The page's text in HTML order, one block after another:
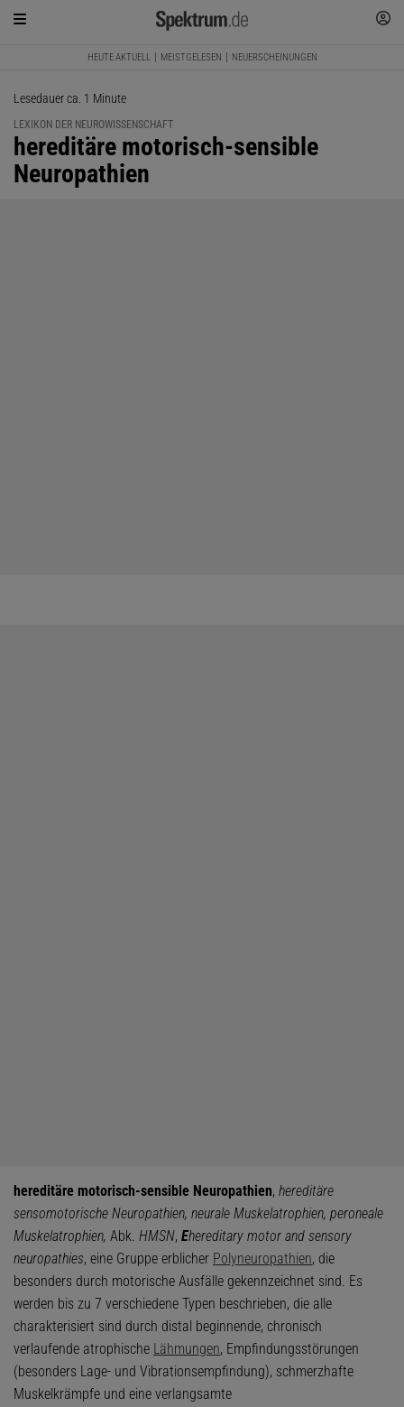
HEUTE AKTUELL MEISTGELESEN NEUERSCHEINUNGEN
Lesedauer ca. 1 Minute
LEXIKON DER NEUROWISSENSCHAFT
:
hereditäre motorisch-sensible
Neuropathien
hereditäre motorisch-sensible Neuropathien, hereditäre
sensomotorische Neuropathien, neurale Muskelatrophien, peroneale
Muskelatrophien, Abk. HMSN, Ehereditary motor and sensory
neuropathies, eine Gruppe erblicher Polyneuropathien, die
besonders durch motorische Ausfälle gekennzeichnet sind. Es
werden bis zu 7 verschiedene Typen beschrieben, die alle
charakterisiert sind durch distal beginnende, chronisch
verlaufende atrophische Lähmungen, Empfindungsstörungen
(besonders Lage- und Vibrationsempfindung), schmerzhafte
Muskelkrämpfe und eine verlangsamte